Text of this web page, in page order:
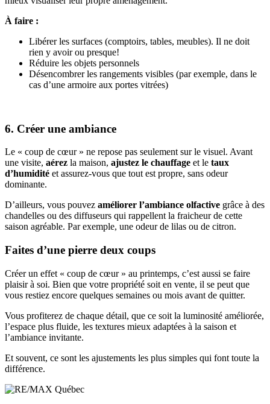
À faire :
Libérer les surfaces (comptoirs, tables, meubles). Il ne doit
rien y avoir ou presque!
Réduire les objets personnels
Désencombrer les rangements visibles (par exemple, dans le
cas d’une armoire aux portes vitrées)
6. Créer une ambiance
Le « coup de cœur » ne repose pas seulement sur le visuel. Avant
une visite, aérez la maison, ajustez le chauffage et le taux
d’humidité et assurez-vous que tout est propre, sans odeur
dominante.
D’ailleurs, vous pouvez améliorer l’ambiance olfactive grâce à des
chandelles ou des diffuseurs qui rappellent la fraicheur de cette
saison agréable. Par exemple, une odeur de lilas ou de citron.
Faites d’une pierre deux coups
Créer un effet « coup de cœur » au printemps, c’est aussi se faire
plaisir à soi. Bien que votre propriété soit en vente, il se peut que
vous restiez encore quelques semaines ou mois avant de quitter.
Vous profiterez de chaque détail, que ce soit la luminosité améliorée,
l’espace plus fluide, les textures mieux adaptées à la saison et
l’ambiance invitante.
Et souvent, ce sont les ajustements les plus simples qui font toute la
différence.